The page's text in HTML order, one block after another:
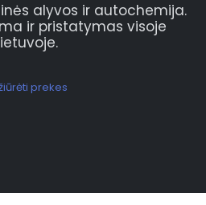
alyvos ir autochemija.
ir pristatymas visoje
prekes